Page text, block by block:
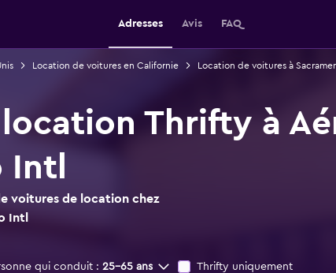
Adresses Avis FAQ
Location de voitures en Californie Location de voitures à
Thrifty à
Intl
voitures de location chez
Intl
qui conduit : 25-65 ans Thrifty uniquement